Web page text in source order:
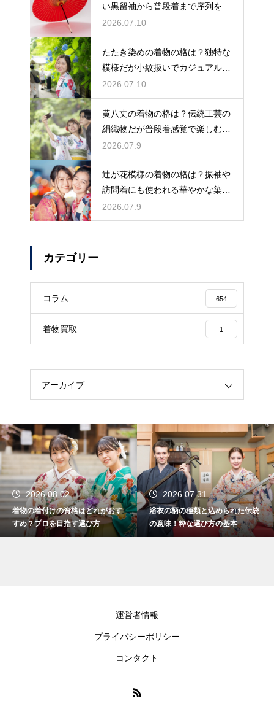
い黒留袖から普段着まで序列を解
説
2026.07.10
たたき染めの着物の格は？独特な
模様だが小紋扱いでカジュアルに
着こなす
2026.07.10
黄八丈の着物の格は？伝統工芸の
絹織物だが普段着感覚で楽しむお
しゃれ着
2026.07.9
辻が花模様の着物の格は？振袖や
訪問着にも使われる華やかな染め
の格式
2026.07.9
カテゴリー
コラム 654
着物買取 1
アーカイブ
2026.08.02
着物の着付けの資格はどれがおす
すめ？プロを目指す選び方
2026.07.31
浴衣の柄の種類と込められた伝統
の意味！粋な選び方の基本
運営者情報
プライバシーポリシー
コンタクト